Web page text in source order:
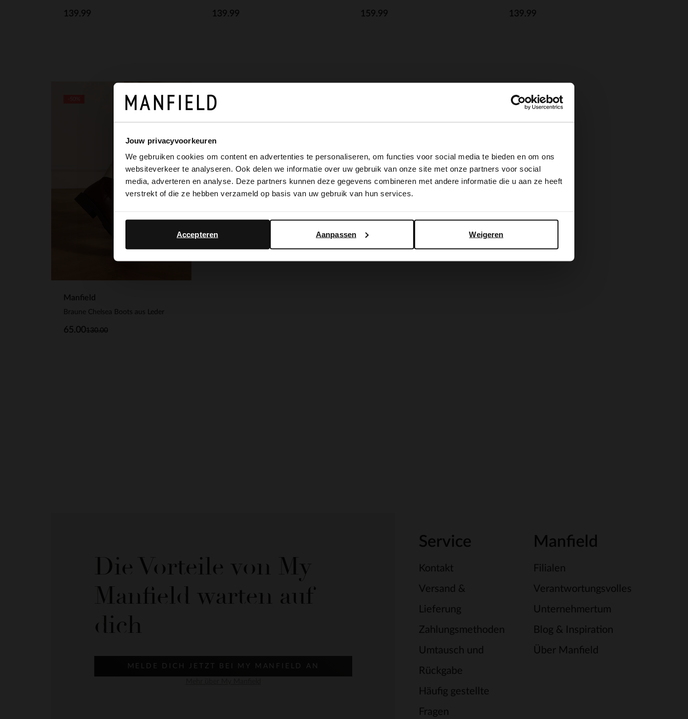
Jouw privacyvoorkeuren
We gebruiken cookies om content en advertenties te personaliseren, om functies voor social media te bieden en om ons
websiteverkeer te analyseren. Ook delen we informatie over uw gebruik van onze site met onze partners voor social
media, adverteren en analyse. Deze partners kunnen deze gegevens combineren met andere informatie die u aan ze heeft
verstrekt of die ze hebben verzameld op basis van uw gebruik van hun services.
Weigeren
Aanpassen
Accepteren
139.99 139.99 159.99 139.99
Manfield
Braune Chelsea Boots aus Leder
130.00
65.00
Die Vorteile von My
Manfield warten auf
dich
MELDE DICH JETZT BEI MY MANFIELD AN
Service
Kontakt
Versand &
Lieferung
Zahlungsmethoden
Umtausch und
Rückgabe
Häufig gestellte
Fragen
Manfield
Filialen
Verantwortungsvolles
Unternehmertum
Blog & Inspiration
Über Manfield
×
It looks like your language isn't Dutch. Would you like to